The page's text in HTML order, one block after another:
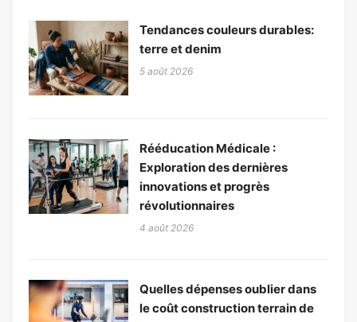
Tendances couleurs durables:
terre et denim
5 août 2026
Rééducation Médicale :
Exploration des dernières
innovations et progrès
révolutionnaires
4 août 2026
Quelles dépenses oublier dans
le coût construction terrain de